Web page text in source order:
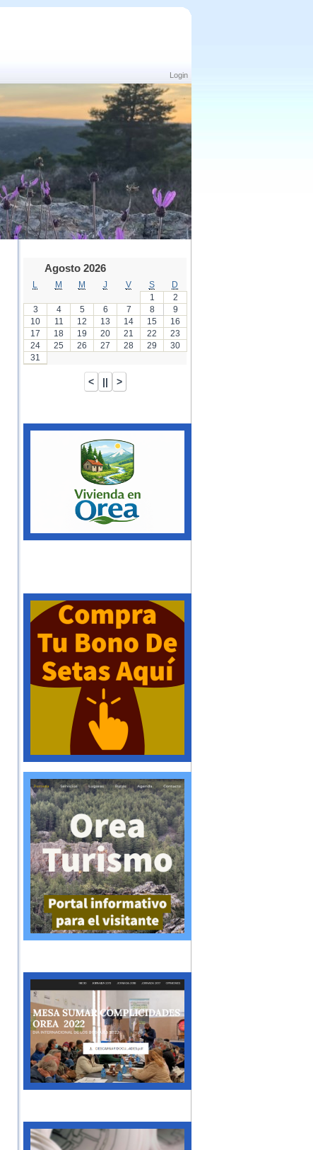
Login
Agosto 2026
M M J V S
D
1
2
3
4 5 6 7 8
9
10
11 12 13 14 15
16
17
18 19 20 21 22
23
24
25 26 27 28 29
30
31